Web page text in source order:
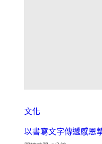
文化
以書寫文字傳遞感恩